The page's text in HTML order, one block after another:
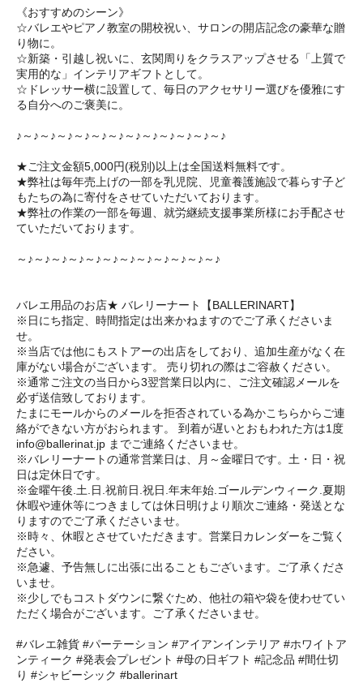
《おすすめのシーン》
☆バレエやピアノ教室の開校祝い、サロンの開店記念の豪華な贈
り物に。
☆新築・引越し祝いに、玄関周りをクラスアップさせる「上質で
実用的な」インテリアギフトとして。
☆ドレッサー横に設置して、毎日のアクセサリー選びを優雅にす
る自分へのご褒美に。
♪～♪～♪～♪～♪～♪～♪～♪～♪～♪～♪～♪～♪
★ご注文金額5,000円(税別)以上は全国送料無料です。
★弊社は毎年売上げの一部を乳児院、児童養護施設で暮らす子ど
もたちの為に寄付をさせていただいております。
★弊社の作業の一部を毎週、就労継続支援事業所様にお手配させ
ていただいております。
～♪～♪～♪～♪～♪～♪～♪～♪～♪～♪～♪～♪
バレエ用品のお店★ バレリーナート【BALLERINART】
※日にち指定、時間指定は出来かねますのでご了承くださいま
せ。
※当店では他にもストアーの出店をしており、追加生産がなく在
庫がない場合がございます。 売り切れの際はご容赦ください。
※通常ご注文の当日から3翌営業日以内に、ご注文確認メールを
必ず送信致しております。
たまにモールからのメールを拒否されている為かこちらからご連
絡ができない方がおられます。 到着が遅いとおもわれた方は1度
info@ballerinat.jp までご連絡くださいませ。
※バレリーナートの通常営業日は、月～金曜日です。土・日・祝
日は定休日です。
※金曜午後.土.日.祝前日.祝日.年末年始.ゴールデンウィーク.夏期
休暇や連休等につきましては休日明けより順次ご連絡・発送とな
りますのでご了承くださいませ。
※時々、休暇とさせていただきます。営業日カレンダーをご覧く
ださい。
※急遽、予告無しに出張に出ることもございます。ご了承くださ
いませ。
※少しでもコストダウンに繋ぐため、他社の箱や袋を使わせてい
ただく場合がございます。ご了承くださいませ。
#バレエ雑貨 #パーテーション #アイアンインテリア #ホワイトア
ンティーク #発表会プレゼント #母の日ギフト #記念品 #間仕切
り #シャビーシック #ballerinart